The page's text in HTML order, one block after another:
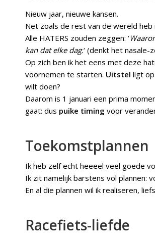
Nieuw jaar, nieuwe kansen.
Net zoals de rest van de wereld
Alle HATERS zouden zeggen: ‘
kan dat elke dag.‘ (denkt het
Op zich ben ik het eens met deze
voornemen te starten. Uitstel ligt
wilt doen?
Daarom is 1 januari een prima
gaat: dus puike timing voor
Toekomstplannen
Ik heb zelf echt heeeel veel goede
Ik zit namelijk barstens vol plannen:
En al die plannen wil ik realiseren,
Racefiets-liefde